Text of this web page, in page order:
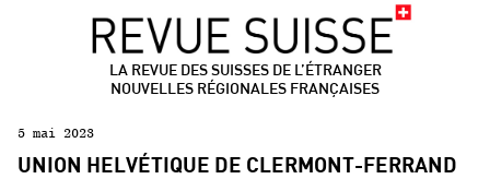
LA REVUE DES SUISSES DE L’ÉTRANGER
NOUVELLES RÉGIONALES FRANÇAISES
5 mai 2023
UNION HELVÉTIQUE DE CLERMONT-FERRAND